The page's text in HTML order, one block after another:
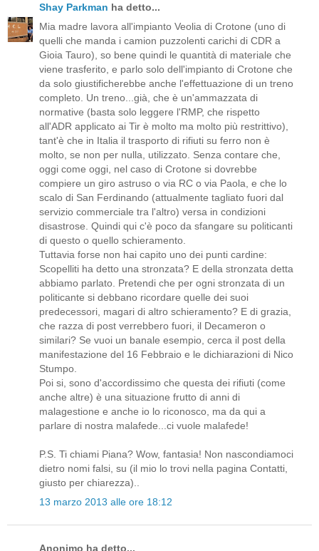
Shay Parkman ha detto...
Mia madre lavora all'impianto Veolia di Crotone (uno di
quelli che manda i camion puzzolenti carichi di CDR a
Gioia Tauro), so bene quindi le quantità di materiale che
viene trasferito, e parlo solo dell'impianto di Crotone che
da solo giustificherebbe anche l'effettuazione di un treno
completo. Un treno...già, che è un'ammazzata di
normative (basta solo leggere l'RMP, che rispetto
all'ADR applicato ai Tir è molto ma molto più restrittivo),
tant'è che in Italia il trasporto di rifiuti su ferro non è
molto, se non per nulla, utilizzato. Senza contare che,
oggi come oggi, nel caso di Crotone si dovrebbe
compiere un giro astruso o via RC o via Paola, e che lo
scalo di San Ferdinando (attualmente tagliato fuori dal
servizio commerciale tra l'altro) versa in condizioni
disastrose. Quindi qui c'è poco da sfangare su politicanti
di questo o quello schieramento.
Tuttavia forse non hai capito uno dei punti cardine:
Scopelliti ha detto una stronzata? E della stronzata detta
abbiamo parlato. Pretendi che per ogni stronzata di un
politicante si debbano ricordare quelle dei suoi
predecessori, magari di altro schieramento? E di grazia,
che razza di post verrebbero fuori, il Decameron o
similari? Se vuoi un banale esempio, cerca il post della
manifestazione del 16 Febbraio e le dichiarazioni di Nico
Stumpo.
Poi si, sono d'accordissimo che questa dei rifiuti (come
anche altre) è una situazione frutto di anni di
malagestione e anche io lo riconosco, ma da qui a
parlare di nostra malafede...ci vuole malafede!
P.S. Ti chiami Piana? Wow, fantasia! Non nascondiamoci
dietro nomi falsi, su (il mio lo trovi nella pagina Contatti,
giusto per chiarezza)..
13 marzo 2013 alle ore 18:12
Anonimo ha detto...